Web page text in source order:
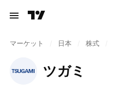
マーケット 日本 株式
ツガミ